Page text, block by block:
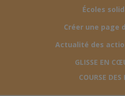
FAIRE UN
ESPACE
Écoles
Créer une page
Actualité des
GLISSE EN
COURSE DES